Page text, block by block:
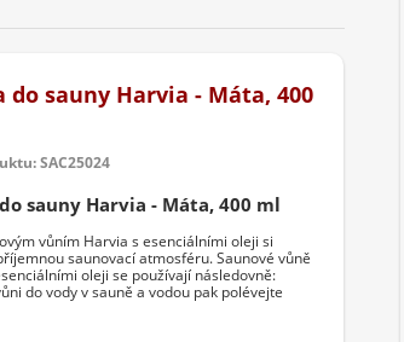
do sauny Harvia - Máta, 400
SAC25024
sauny Harvia - Máta, 400 ml
vůním Harvia s esenciálními oleji si
saunovací atmosféru. Saunové vůně
oleji se používají následovně:
do vody v sauně a vodou pak polévejte